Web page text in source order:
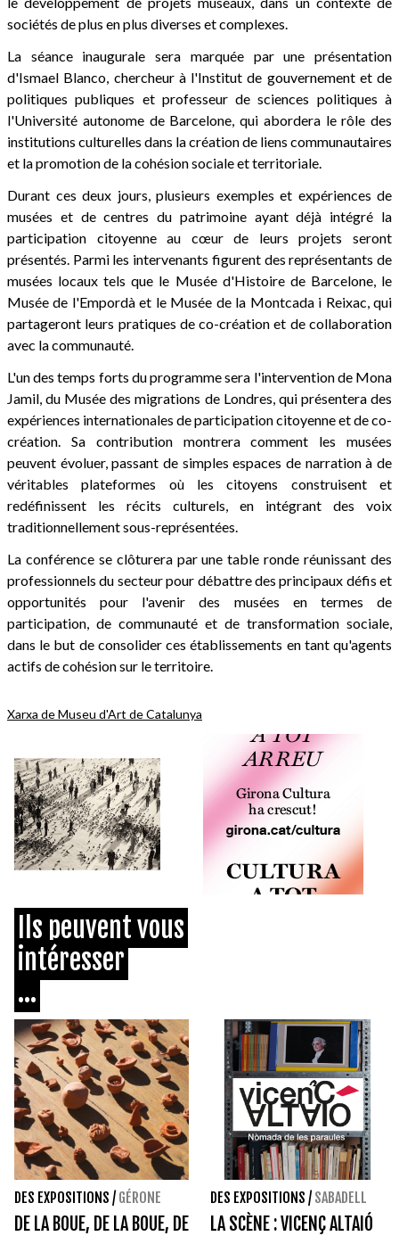
sociétés de plus en plus diverses et complexes.
La séance inaugurale sera marquée par une présentation
d'Ismael Blanco, chercheur à l'Institut de gouvernement et de
politiques publiques et professeur de sciences politiques à
l'Université autonome de Barcelone, qui abordera le rôle des
institutions culturelles dans la création de liens communautaires
et la promotion de la cohésion sociale et territoriale.
Durant ces deux jours, plusieurs exemples et expériences de
musées et de centres du patrimoine ayant déjà intégré la
participation citoyenne au cœur de leurs projets seront
présentés. Parmi les intervenants figurent des représentants de
musées locaux tels que le Musée d'Histoire de Barcelone, le
Musée de l'Empordà et le Musée de la Montcada i Reixac, qui
partageront leurs pratiques de co-création et de collaboration
avec la communauté.
L'un des temps forts du programme sera l'intervention de Mona
Jamil, du Musée des migrations de Londres, qui présentera des
expériences internationales de participation citoyenne et de co-
création. Sa contribution montrera comment les musées
peuvent évoluer, passant de simples espaces de narration à de
véritables plateformes où les citoyens construisent et
redéfinissent les récits culturels, en intégrant des voix
traditionnellement sous-représentées.
La conférence se clôturera par une table ronde réunissant des
professionnels du secteur pour débattre des principaux défis et
opportunités pour l'avenir des musées en termes de
participation, de communauté et de transformation sociale,
dans le but de consolider ces établissements en tant qu'agents
actifs de cohésion sur le territoire.
Xarxa de Museu d'Art de Catalunya
Ils peuvent vous
intéresser
...
DES EXPOSITIONS / GÉRONE
DE LA BOUE, DE LA BOUE, DE
DES EXPOSITIONS / SABADELL
LA SCÈNE : VICENÇ ALTAIÓ